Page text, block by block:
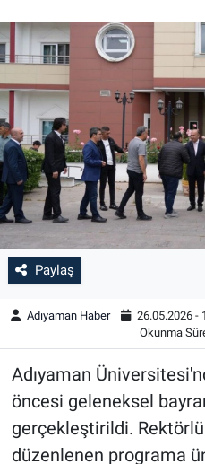
Paylaş
Adıyaman Haber 26.05.2026 -
Okunma
Adıyaman
öncesi geleneksel
gerçekleştirildi.
düzenlenen programa
Özel Haber
Kültür Sanat
Eğitim
Ekonomi
Yaşam
Çevre
Şambayat Haber